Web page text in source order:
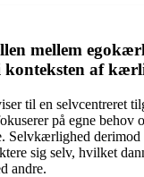
mellem
af
til en selvcentreret
på egne behov
Selvkærlighed derimod
sig selv, hvilket
andre.